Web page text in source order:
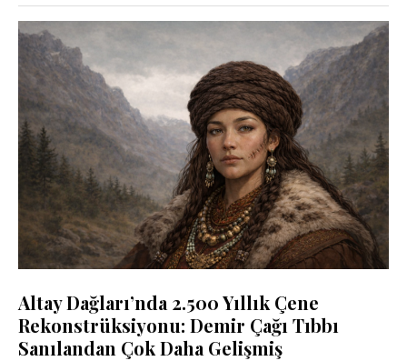
Altay Dağları’nda 2.500 Yıllık Çene
Rekonstrüksiyonu: Demir Çağı Tıbbı
Sanılandan Çok Daha Gelişmiş